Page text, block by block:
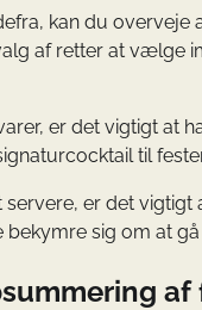
kan du
af retter at vælge
er det vigtigt at
til
er det
bekymre sig om at
af